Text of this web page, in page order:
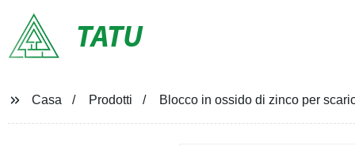
TATU
Casa Prodotti Blocco in ossido di zinco per